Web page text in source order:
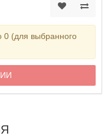
0 (для выбранного